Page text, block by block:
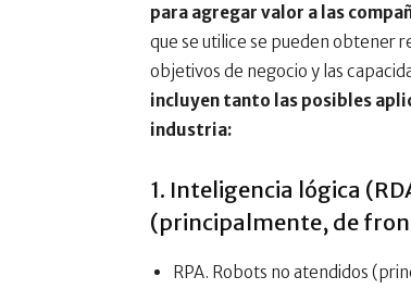
para agregar valor a las
que se utilice se pueden obtener
objetivos de negocio y las
incluyen tanto las posibles
industria:
1. Inteligencia lógica
(principalmente, de
RPA. Robots no atendidos